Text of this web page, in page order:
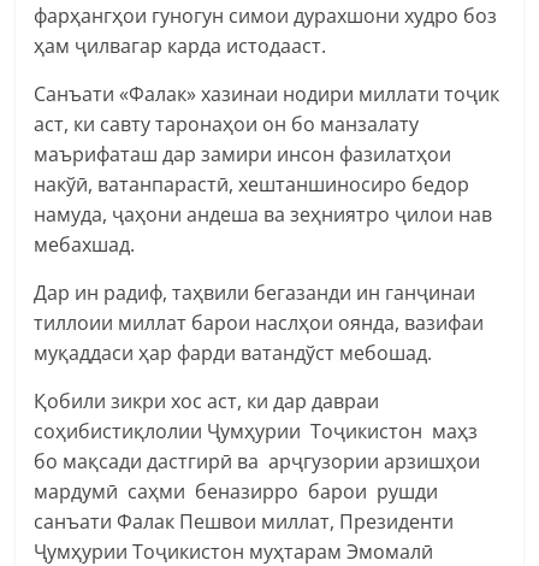
фарҳангҳои гуногун симои дурахшони худро боз
ҳам ҷилвагар карда истодааст.
Санъати «Фалак» хазинаи нодири миллати тоҷик
аст, ки савту таронаҳои он бо манзалату
маърифаташ дар замири инсон фазилатҳои
накўӣ, ватанпарастӣ, хештаншиносиро бедор
намуда, ҷаҳони андеша ва зеҳниятро ҷилои нав
мебахшад.
Дар ин радиф, таҳвили бегазанди ин ганҷинаи
тиллоии миллат барои наслҳои оянда, вазифаи
муқаддаси ҳар фарди ватандўст мебошад.
Қобили зикри хос аст, ки дар давраи
соҳибистиқлолии Ҷумҳурии Тоҷикистон маҳз
бо мақсади дастгирӣ ва арҷгузории арзишҳои
мардумӣ саҳми беназирро барои рушди
санъати Фалак Пешвои миллат, Президенти
Ҷумҳурии Тоҷикистон муҳтарам Эмомалӣ